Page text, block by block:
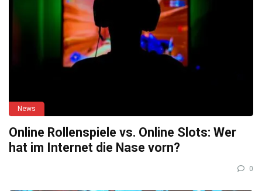
News
Online Rollenspiele vs. Online Slots: Wer
hat im Internet die Nase vorn?
0